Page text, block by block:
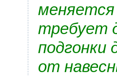
меняется
требует
подгонки
от